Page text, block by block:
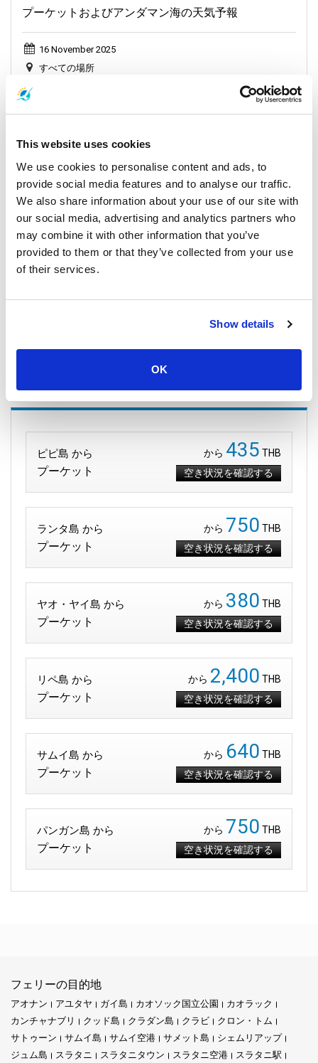
This website uses cookies
We use cookies to personalise content and ads, to
provide social media features and to analyse our traffic.
We also share information about your use of our site with
our social media, advertising and analytics partners who
may combine it with other information that you’ve
provided to them or that they’ve collected from your use
of their services.
Show details
OK
プーケットおよびアンダマン海の天気予報
16 November 2025
すべての場所
プーケット へのルート
ピピ島 から
プーケット
から 435 THB
空き状況を確認する
ランタ島 から
プーケット
から 750 THB
空き状況を確認する
ヤオ・ヤイ島 から
プーケット
から 380 THB
空き状況を確認する
リペ島 から
プーケット
から 2,400 THB
空き状況を確認する
サムイ島 から
プーケット
から 640 THB
空き状況を確認する
パンガン島 から
プーケット
から 750 THB
空き状況を確認する
フェリーの目的地
アオナン アユタヤ ガイ島 カオソック国立公園
カオラック
カンチャナブリ
クッド島 クラダン島 クラビ
クロン・トム
サトゥーン
サムイ島 サムイ空港 サメット島
シェムリアップ
ジュム島
スラタニ スラタニタウン スラタニ空港
スラタニ駅